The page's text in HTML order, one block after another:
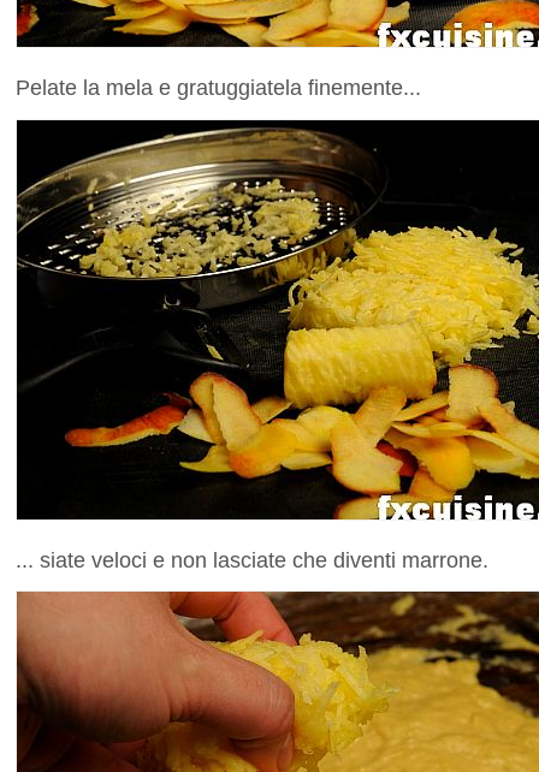
Pelate la mela e gratuggiatela finemente...
... siate veloci e non lasciate che diventi marrone.